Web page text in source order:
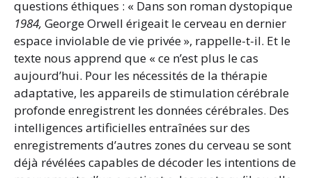
questions éthiques : « Dans son roman dystopique
1984, George Orwell érigeait le cerveau en dernier
espace inviolable de vie privée », rappelle-t-il. Et le
texte nous apprend que « ce n’est plus le cas
aujourd’hui. Pour les nécessités de la thérapie
adaptative, les appareils de stimulation cérébrale
profonde enregistrent les données cérébrales. Des
intelligences artificielles entraînées sur des
enregistrements d’autres zones du cerveau se sont
déjà révélées capables de décoder les intentions de